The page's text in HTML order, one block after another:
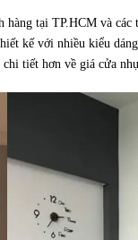
tại TP.HCM và
kế với nhiều kiểu
tiết hơn về giá cửa